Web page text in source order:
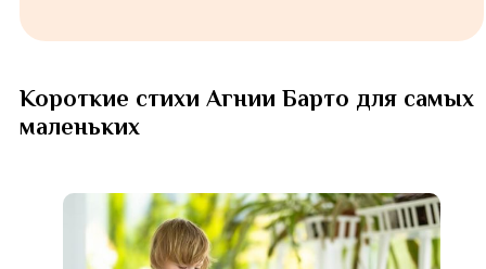
Короткие стихи Агнии Барто для самых
маленьких